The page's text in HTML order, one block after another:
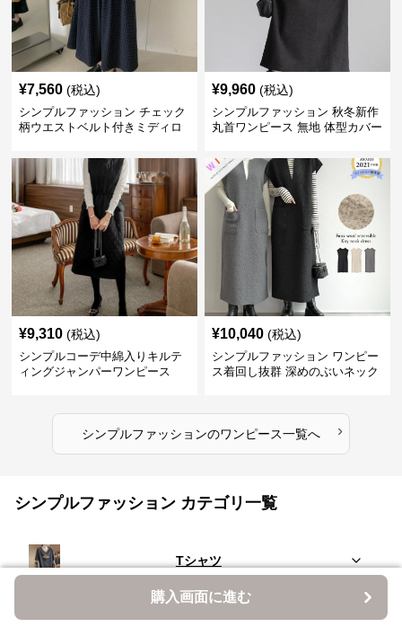
購入画面に進む
購入画面に進む
¥7,560 (税込)
シンプルファッション チェック
柄ウエストベルト付きミディロ
¥9,960 (税込)
シンプルファッション 秋冬新作
丸首ワンピース 無地 体型カバー
¥9,310 (税込)
シンプルコーデ中綿入りキルテ
ィングジャンパーワンピース
¥10,040 (税込)
シンプルファッション ワンピー
ス着回し抜群 深めのぶいネック
シンプルファッションのワンピース一覧へ ›
シンプルファッション カテゴリ一覧
Tシャツ
シャツ